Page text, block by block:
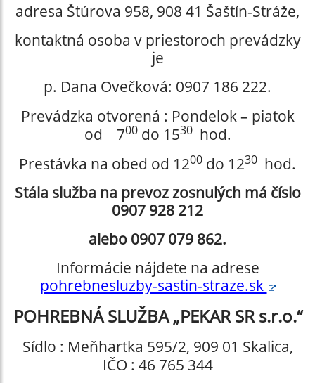
adresa Štúrova 958, 908 41 Šaštín-Stráže,
kontaktná osoba v priestoroch prevádzky
je
p. Dana Ovečková: 0907 186 222.
Prevádzka otvorená : Pondelok – piatok
od 700do 1530hod.
Prestávka na obed od 1200 do 1230 hod.
Stála služba na prevoz zosnulých má číslo
0907 928 212
alebo 0907 079 862.
Informácie nájdete na adrese
pohrebnesluzby-sastin-straze.sk
POHREBNÁ SLUŽBA „PEKAR SR s.r.o.“
Sídlo : Meňhartka 595/2, 909 01 Skalica,
IČO : 46 765 344